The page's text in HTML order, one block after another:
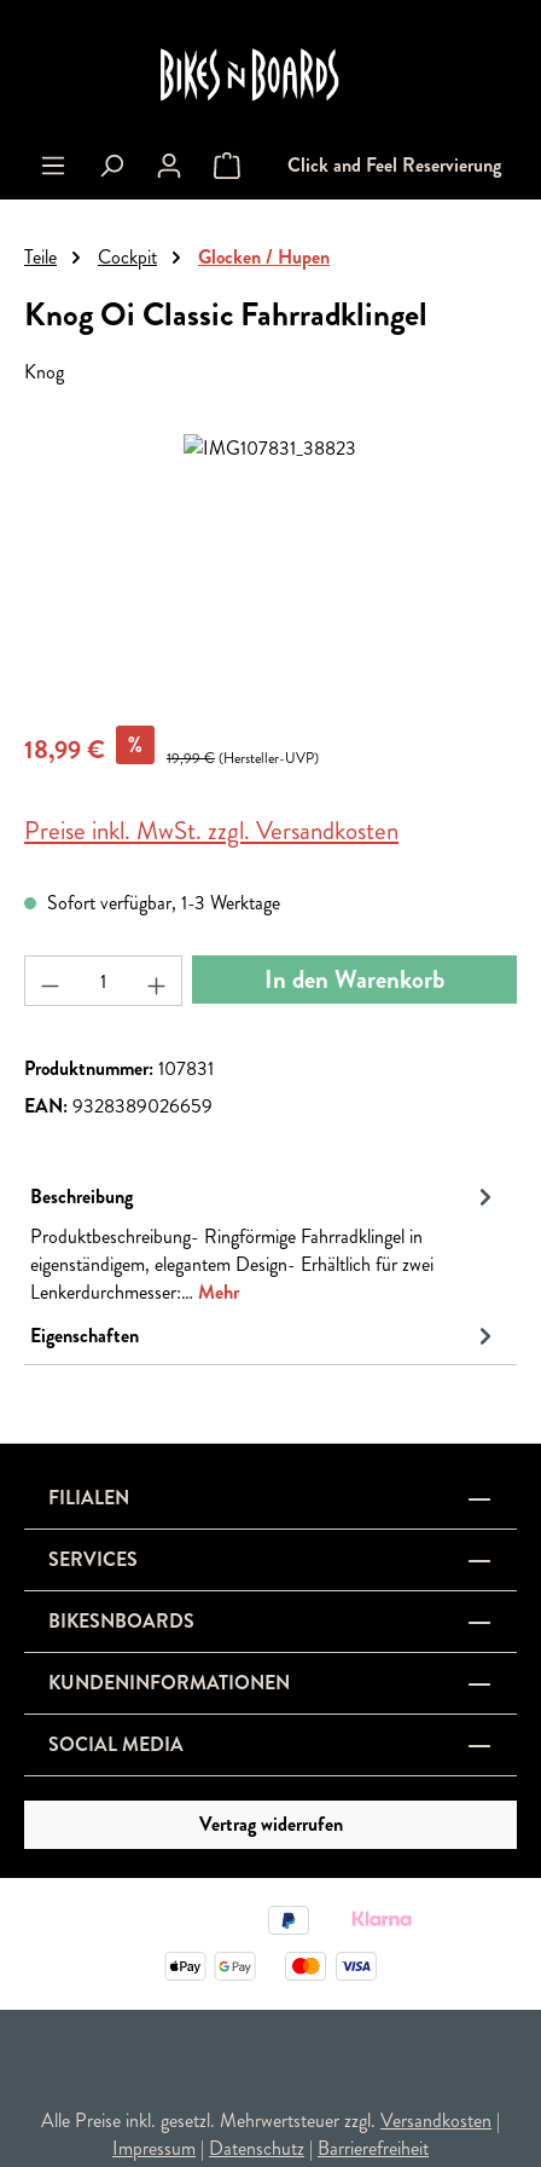
Warenkorb enthält 0 Positionen. Der
Click and Feel Reservierung
Teile Cockpit Glocken / Hupen
Knog Oi Classic Fahrradklingel
Knog
Bildergalerie überspringen
18,99 € % 19,99 €(Hersteller-UVP)
Preise inkl. MwSt. zzgl. Versandkosten
Sofort verfügbar, 1-3 Werktage
Produkt Anzahl: Gib den gewünschten Wert ein
In den Warenkorb
Produktnummer:107831
EAN:9328389026659
Beschreibung
Produktbeschreibung- Ringförmige Fahrradklingel in
eigenständigem, elegantem Design- Erhältlich für zwei
Lenkerdurchmesser:… Mehr
Eigenschaften
FILIALEN
SERVICES
BIKESNBOARDS
KUNDENINFORMATIONEN
SOCIAL MEDIA
Vertrag widerrufen
Alle Preise inkl. gesetzl. Mehrwertsteuer zzgl. Versandkosten |
Impressum | Datenschutz | Barrierefreiheit